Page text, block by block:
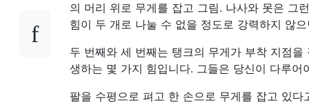
의 머리 위로 무게를 잡고 그림. 나사와 못은 그
힘이 두 개로 나눌 수 없을 정도로 강력하지 않
두 번째와 세 번째는 탱크의 무게가 부착 지점
생하는 몇 가지 힘입니다. 그들은 당신이 다루어
팔을 수평으로 펴고 한 손으로 무게를 잡고 있다